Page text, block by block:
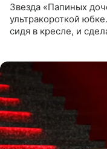
Звезда «Папиных
ультракороткой
сидя в кресле, и